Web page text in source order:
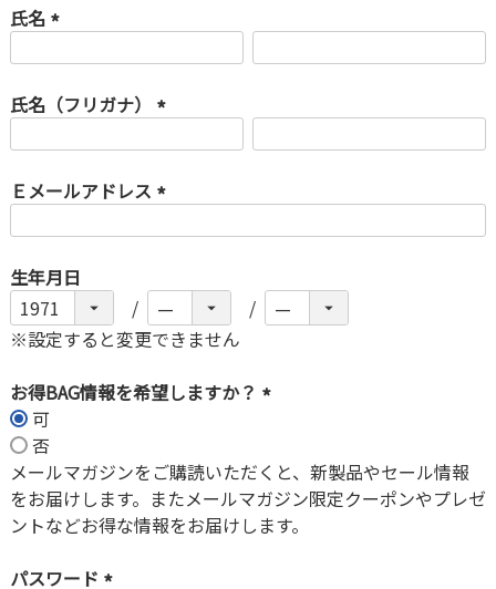
氏名
須
氏名（フリガナ）
須
Ｅメールアドレス
)
生年月日
※設定すると変更できません
お得BAG情報を希望しますか？
須
)
可
否
メールマガジンをご購読いただくと、新製品やセール情報
をお届けします。またメールマガジン限定クーポンやプレゼ
ントなどお得な情報をお届けします。
パスワード